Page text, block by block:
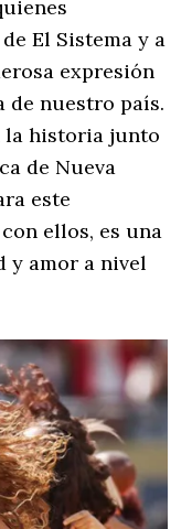
El Sistema y a
expresión
de nuestro país.
la historia junto
de Nueva
este
ellos, es una
y amor a nivel